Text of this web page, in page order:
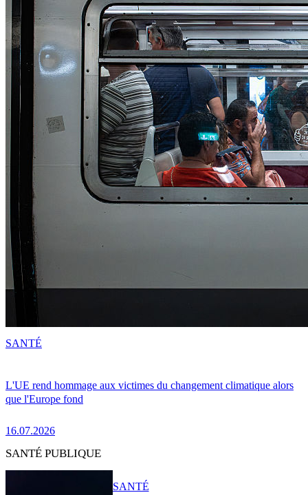
L'UE rend hommage aux victimes du changement climatique alors
que l'Europe fond
16.07.2026
SANTÉ
SANTÉ PUBLIQUE
SANTÉ